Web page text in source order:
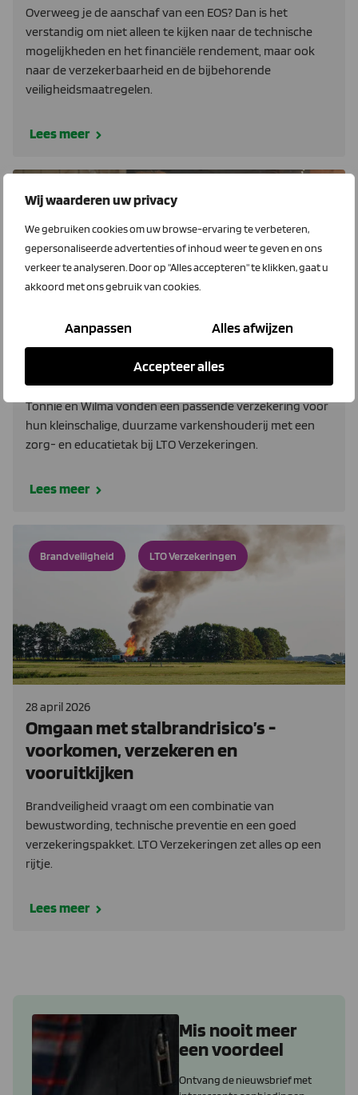
Wij waarderen uw privacy
We gebruiken cookies om uw browse-ervaring te verbeteren,
gepersonaliseerde advertenties of inhoud weer te geven en ons
verkeer te analyseren. Door op "Alles accepteren" te klikken, gaat u
akkoord met ons gebruik van cookies.
Aanpassen Alles afwijzen
Accepteer alles
Overweeg je de aanschaf van een EOS? Dan is het
verstandig om niet alleen te kijken naar de technische
mogelijkheden en het financiële rendement, maar ook
naar de verzekerbaarheid en de bijbehorende
veiligheidsmaatregelen.
Lees meer
LTO Verzekeringen
5 mei 2026
Alles op Dijk43 is goed verzekerd
Tonnie en Wilma vonden een passende verzekering voor
hun kleinschalige, duurzame varkenshouderij met een
zorg- en educatietak bij LTO Verzekeringen.
Lees meer
Brandveiligheid LTO Verzekeringen
28 april 2026
Omgaan met stalbrandrisico’s -
voorkomen, verzekeren en
vooruitkijken
Brandveiligheid vraagt om een combinatie van
bewustwording, technische preventie en een goed
verzekeringspakket. LTO Verzekeringen zet alles op een
rijtje.
Lees meer
Mis nooit meer
een voordeel
Ontvang de nieuwsbrief met